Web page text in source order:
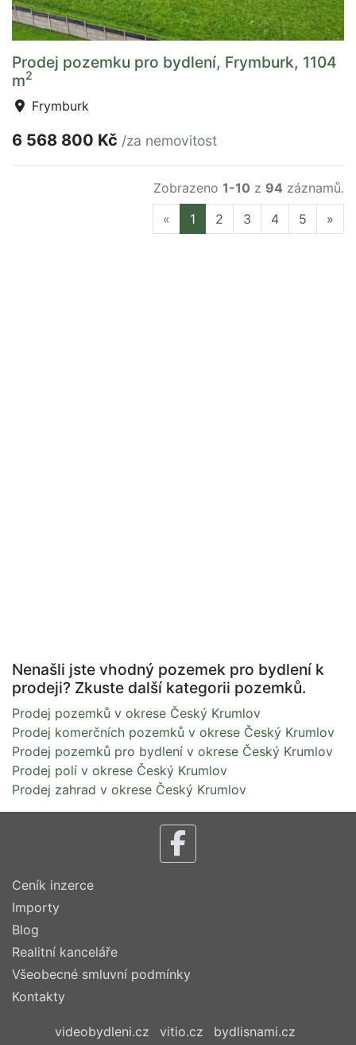
Prodej pozemku pro bydlení, Frymburk, 1104
m2
Frymburk
6 568 800 Kč /za nemovitost
Zobrazeno 1-10 z 94 záznamů.
« Previous
1 2 3 4 5 »
Nenašli jste vhodný pozemek pro bydlení k
prodeji? Zkuste další kategorii pozemků.
Prodej pozemků v okrese Český Krumlov
Prodej komerčních pozemků v okrese Český Krumlov
Prodej pozemků pro bydlení v okrese Český Krumlov
Prodej polí v okrese Český Krumlov
Prodej zahrad v okrese Český Krumlov
Ceník inzerce
Importy
Blog
Realitní kanceláře
Všeobecné smluvní podmínky
Kontakty
videobydleni.cz vitio.cz bydlisnami.cz